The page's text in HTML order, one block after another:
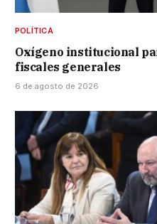
POLÍTICA
Oxígeno institucional
fiscales generales
6 de agosto de 2026